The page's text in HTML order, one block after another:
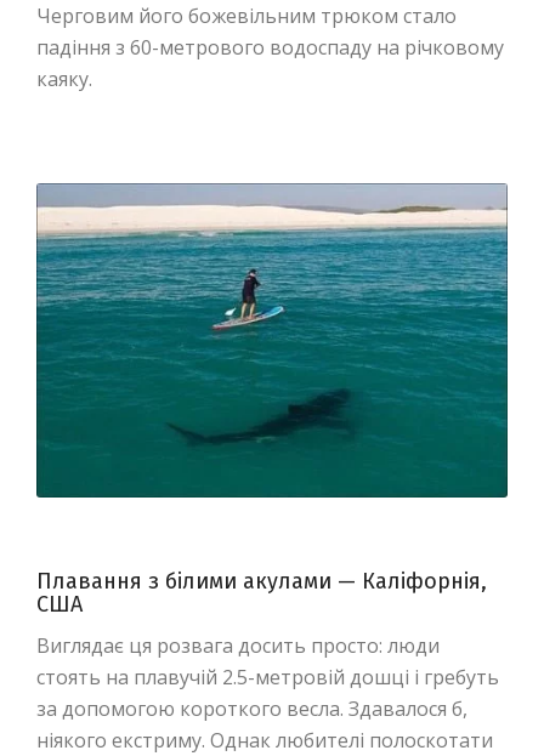
Черговим його божевільним трюком стало
падіння з 60-метрового водоспаду на річковому
каяку.
Плавання з білими акулами — Каліфорнія,
США
Виглядає ця розвага досить просто: люди
стоять на плавучій 2.5-метровій дошці і гребуть
за допомогою короткого весла. Здавалося б,
ніякого екстриму. Однак любителі полоскотати